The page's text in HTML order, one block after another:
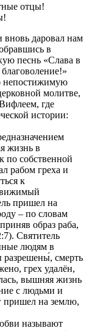
отцы!
даровал нам
в
песнь «Слава в
непостижимую
молитве,
где
истории:
жизнь в
по собственной
рабом греха и
к
пришел на
– по словам
образ раба,
Святитель
людям в
смерть
грех удалён,
вышняя жизнь
с людьми и
пришел на землю,
называют